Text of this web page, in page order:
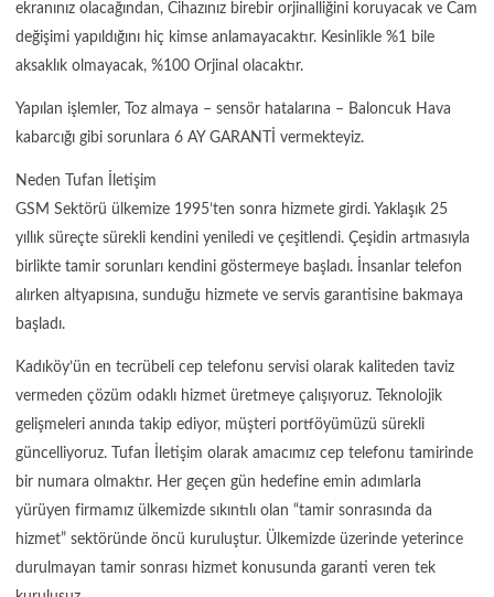
ekranınız olacağından, Cihazınız birebir orjinalliğini koruyacak ve Cam
değişimi yapıldığını hiç kimse anlamayacaktır. Kesinlikle %1 bile
aksaklık olmayacak, %100 Orjinal olacaktır.
Yapılan işlemler, Toz almaya – sensör hatalarına – Baloncuk Hava
kabarcığı gibi sorunlara 6 AY GARANTİ vermekteyiz.
Neden Tufan İletişim
GSM Sektörü ülkemize 1995’ten sonra hizmete girdi. Yaklaşık 25
yıllık süreçte sürekli kendini yeniledi ve çeşitlendi. Çeşidin artmasıyla
birlikte tamir sorunları kendini göstermeye başladı. İnsanlar telefon
alırken altyapısına, sunduğu hizmete ve servis garantisine bakmaya
başladı.
Kadıköy’ün en tecrübeli cep telefonu servisi olarak kaliteden taviz
vermeden çözüm odaklı hizmet üretmeye çalışıyoruz. Teknolojik
gelişmeleri anında takip ediyor, müşteri portföyümüzü sürekli
güncelliyoruz. Tufan İletişim olarak amacımız cep telefonu tamirinde
bir numara olmaktır. Her geçen gün hedefine emin adımlarla
yürüyen firmamız ülkemizde sıkıntılı olan “tamir sonrasında da
hizmet” sektöründe öncü kuruluştur. Ülkemizde üzerinde yeterince
durulmayan tamir sonrası hizmet konusunda garanti veren tek